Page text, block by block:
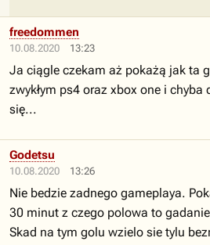
10.08.2020 13:23
freedommen
Ja ciągle czekam aż pokażą jak ta
zwykłym ps4 oraz xbox one i chyba
się...
10.08.2020 13:26
Godetsu
Nie bedzie zadnego gameplaya.
30 minut z czego polowa to
Skad na tym golu wzielo sie tylu